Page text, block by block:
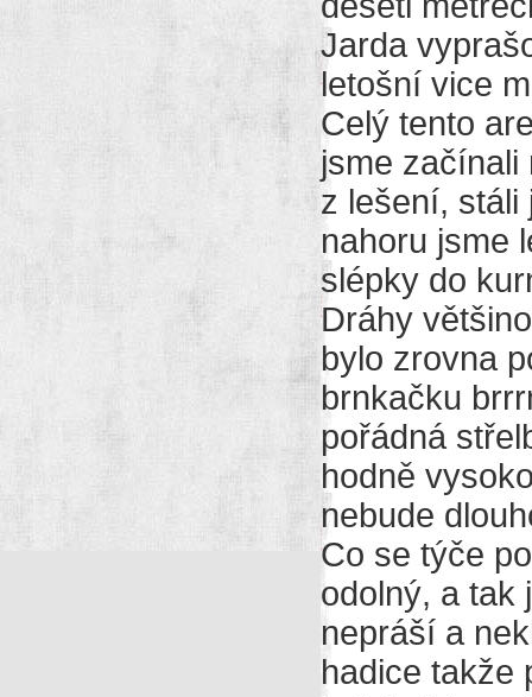
Jarda
letošní vice
Celý tento
jsme začínali
z lešení, stáli
nahoru jsme
slépky do
Dráhy
bylo zrovna
brnkačku
pořádná
hodně
nebude
Co se týče
odolný, a tak
nepráší a
hadice takže